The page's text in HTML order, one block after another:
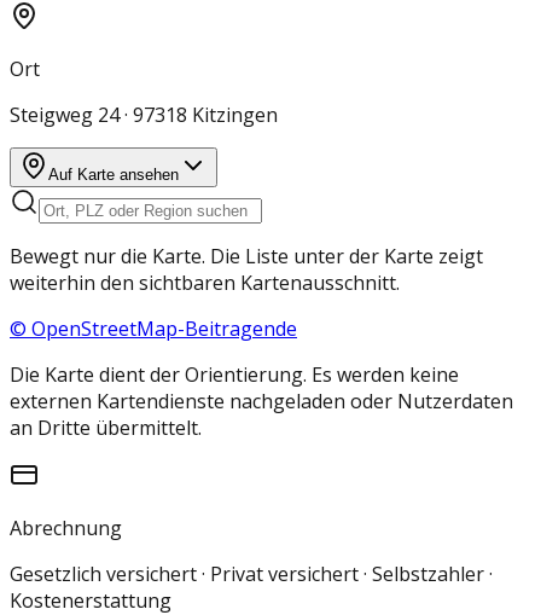
Ort
Steigweg 24 · 97318 Kitzingen
Auf Karte ansehen
Bewegt nur die Karte. Die Liste unter der Karte zeigt
weiterhin den sichtbaren Kartenausschnitt.
© OpenStreetMap-Beitragende
Die Karte dient der Orientierung. Es werden keine
externen Kartendienste nachgeladen oder Nutzerdaten
an Dritte übermittelt.
Abrechnung
Gesetzlich versichert · Privat versichert · Selbstzahler ·
Kostenerstattung